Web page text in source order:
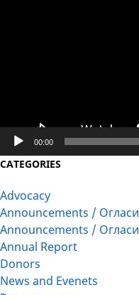
00:00
CATEGORIES
Advocacy
Announcements / Огласи
Announcements / Огласи
Annual Report
Donors
News and Evenets